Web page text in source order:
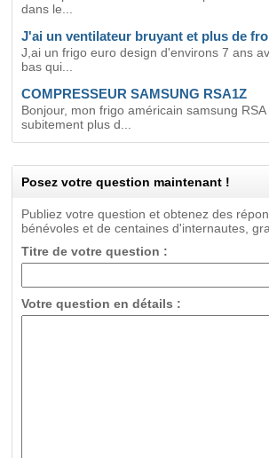
dans le...
J'ai un ventilateur bruyant et plus de
J,ai un frigo euro design d'environs 7 ans
bas qui...
COMPRESSEUR SAMSUNG RSA1Z
Bonjour, mon frigo américain samsung
subitement plus d...
Posez votre question maintenant !
Publiez votre question et obtenez des
bénévoles et de centaines d'internautes,
Titre de votre question :
Votre question en détails :